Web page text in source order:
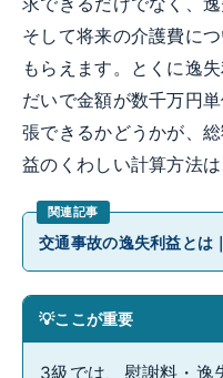
そして将来の介護費に
もらえます。とくに逸
だいで金額が数千万円
張できるかどうかが、
益のくわしい計算方法
交通事故の逸失利益とは
ここが重要
3級では、慰謝料・逸